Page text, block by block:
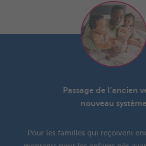
Passage de l’ancien
nouveau système
Pour les familles qui reçoivent